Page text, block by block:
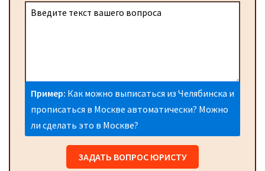
Пример: Как можно выписаться из Челябинска и
прописаться в Москве автоматически? Можно
ли сделать это в Москве?
ЗАДАТЬ ВОПРОС ЮРИСТУ